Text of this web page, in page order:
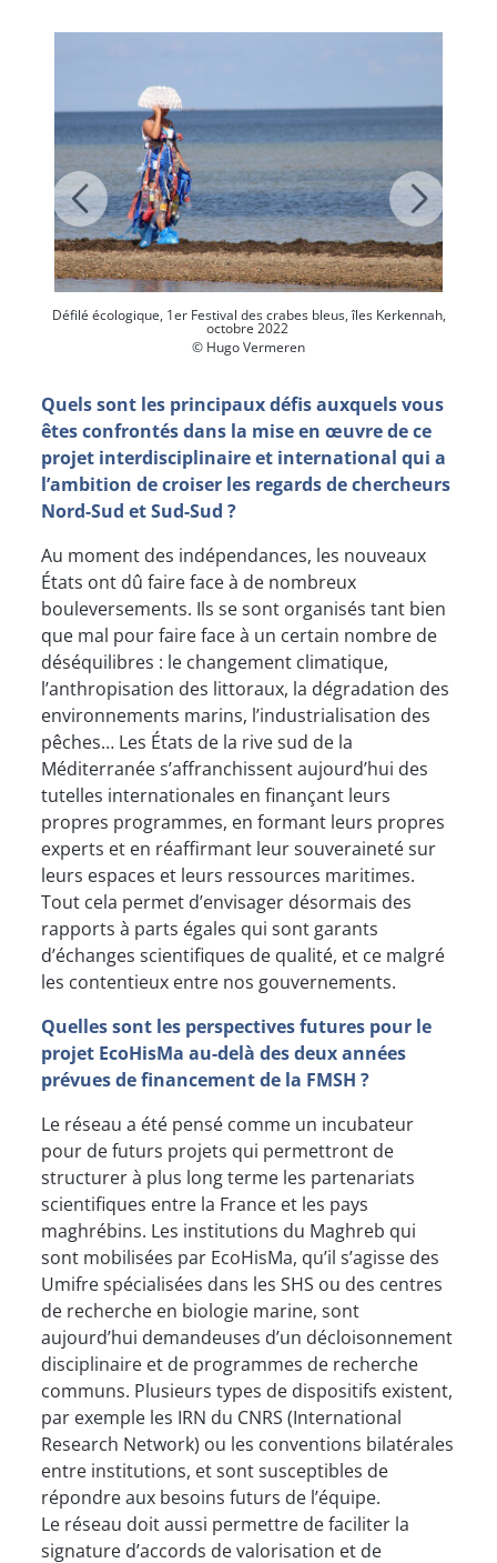
Défilé écologique, 1er Festival des crabes bleus, îles Kerkennah,
octobre 2022
© Hugo Vermeren
Quels sont les principaux défis auxquels vous
êtes confrontés dans la mise en œuvre de ce
projet interdisciplinaire et international qui a
l’ambition de croiser les regards de chercheurs
Nord-Sud et Sud-Sud ?
Au moment des indépendances, les nouveaux
États ont dû faire face à de nombreux
bouleversements. Ils se sont organisés tant bien
que mal pour faire face à un certain nombre de
déséquilibres : le changement climatique,
l’anthropisation des littoraux, la dégradation des
environnements marins, l’industrialisation des
pêches… Les États de la rive sud de la
Méditerranée s’affranchissent aujourd’hui des
tutelles internationales en finançant leurs
propres programmes, en formant leurs propres
experts et en réaffirmant leur souveraineté sur
leurs espaces et leurs ressources maritimes.
Tout cela permet d’envisager désormais des
rapports à parts égales qui sont garants
d’échanges scientifiques de qualité, et ce malgré
les contentieux entre nos gouvernements.
Quelles sont les perspectives futures pour le
projet EcoHisMa au-delà des deux années
prévues de financement de la FMSH ?
Le réseau a été pensé comme un incubateur
pour de futurs projets qui permettront de
structurer à plus long terme les partenariats
scientifiques entre la France et les pays
maghrébins. Les institutions du Maghreb qui
sont mobilisées par EcoHisMa, qu’il s’agisse des
Umifre spécialisées dans les SHS ou des centres
de recherche en biologie marine, sont
aujourd’hui demandeuses d’un décloisonnement
disciplinaire et de programmes de recherche
communs. Plusieurs types de dispositifs existent,
par exemple les IRN du CNRS (International
Research Network) ou les conventions bilatérales
entre institutions, et sont susceptibles de
répondre aux besoins futurs de l’équipe.
Le réseau doit aussi permettre de faciliter la
signature d’accords de valorisation et de